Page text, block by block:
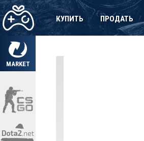
MARKET
КУПИТЬ ПРОДАТЬ